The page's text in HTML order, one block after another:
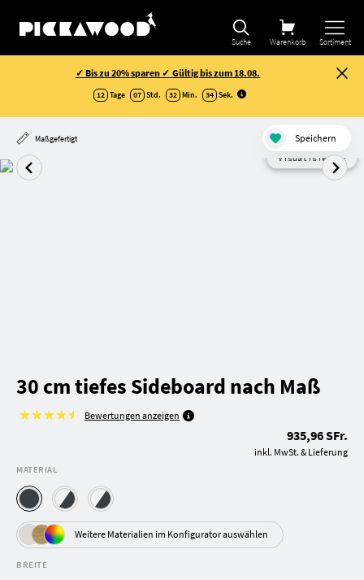
Suche Warenkorb Sortiment
✓ Bis zu 20% sparen ✓ Gültig bis zum 18.08.
12 Tage 07 Std. 32 Min. 34 Sek.
Maßgefertigt Speichern
Visualisierung
30 cm tiefes Sideboard nach Maß
Bewertungen anzeigen
935,96 SFr.
inkl. MwSt. & Lieferung
MATERIAL
Weitere Materialien im Konfigurator auswählen
BREITE